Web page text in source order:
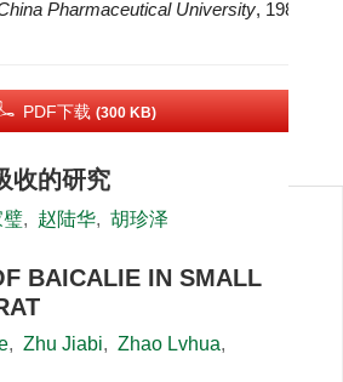
Pharmaceutical University, 1984,
PDF下载 (300 KB)
收的研究
璧, 赵陆华, 胡珍泽
BAICALIE IN SMALL
, Zhu Jiabi, Zhao Lvhua,